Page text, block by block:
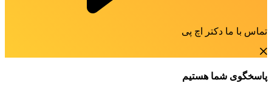
تماس با ما دکتر اچ پی
پاسخگوی شما هستیم